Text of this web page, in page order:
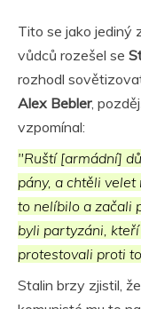
Tito se jako jediný
vůdců rozešel se
rozhodl
Alex Bebler,
vzpomínal:
"Ruští [armádní]
pány, a chtěli
to nelíbilo a začali
byli partyzáni,
protestovali proti
Stalin brzy zjistil,